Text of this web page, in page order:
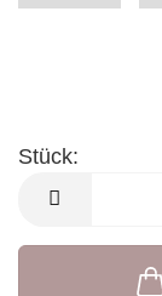
Stück:
Stück